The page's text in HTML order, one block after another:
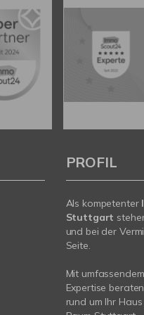
PROFIL
Als kompetenter
Stuttgart
und bei der
Seite.
Mit
Expertise
rund um Ihr